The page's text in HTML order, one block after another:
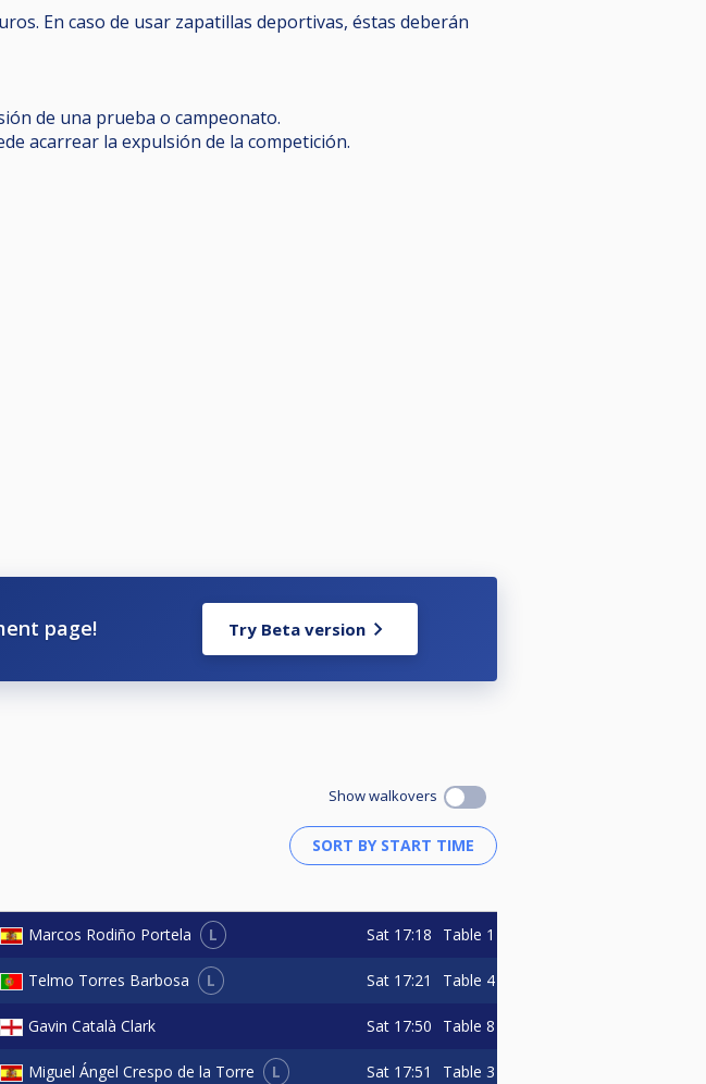
En caso de usar zapatillas deportivas, éstas deberán
de una prueba o campeonato.
acarrear la expulsión de la competición.
page! Try Beta version
Show walkovers
Marcos Rodiño Portela L Sat 17:18 Table 1
Telmo Torres Barbosa L Sat 17:21 Table 4
Gavin Català Clark Sat 17:50 Table 8
Miguel Ángel Crespo de la Torre L Sat 17:51 Table 3